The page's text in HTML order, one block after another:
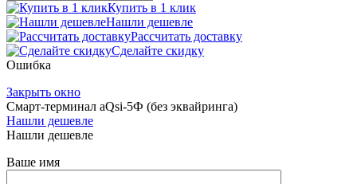
Купить в 1 клик
Нашли дешевле
Рассчитать доставку
Сделайте скидку
Ошибка
Закрыть окно
Смарт-терминал aQsi-5Ф (без эквайринга)
Нашли дешевле
Нашли дешевле
Ваше имя